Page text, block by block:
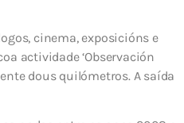
cinema, exposicións e
actividade ‘Observación
dous quilómetros. A saída